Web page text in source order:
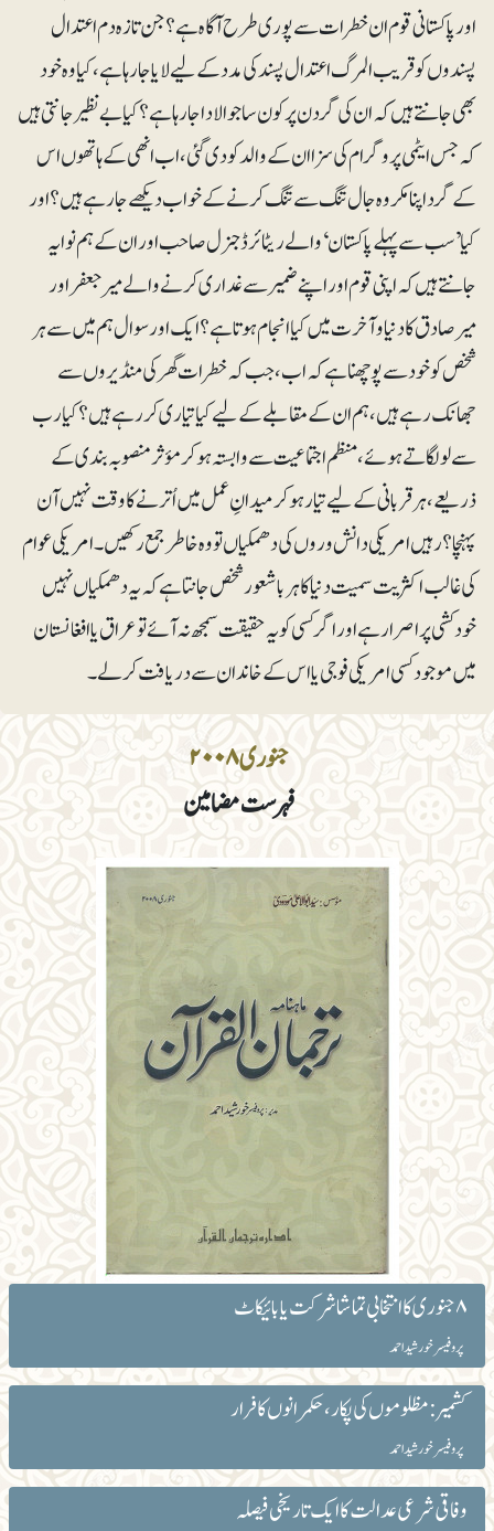
جنوری ۲۰۰۸
فہرست مضامین
۸ جنوری کا انتخابی تماشا شرکت یا بائیکاٹ
پروفیسر خورشید احمد
کشمیر: مظلوموں کی پکار، حکمرانوں کا فرار
پروفیسر خورشید احمد
وفاقی شرعی عدالت کا ایک تاریخی فیصلہ
اور پاکستانی قوم ان خطرات سے پوری طرح آگاہ ہے؟ جن تازہ دم اعتدال
پسندوں کو قریب المرگ اعتدال پسند کی مدد کے لیے لایا جا رہا ہے، کیا وہ خود
بھی جانتے ہیں کہ ان کی گردن پر کون سا جوا لادا جا رہا ہے؟ کیا بے نظیر جانتی ہیں
کہ جس ایٹمی پروگرام کی سزا ان کے والد کو دی گئی، اب انھی کے ہاتھوں اس
کے گرد اپنا مکروہ جال تنگ سے تنگ کرنے کے خواب دیکھے جا رہے ہیں؟ اور
کیا ’سب سے پہلے پاکستان‘ والے ریٹائرڈ جنرل صاحب اور ان کے ہم نوا یہ
جانتے ہیں کہ اپنی قوم اور اپنے ضمیر سے غداری کرنے والے میرجعفر اور
میرصادق کا دنیا و آخرت میں کیا انجام ہوتا ہے؟ ایک اور سوال ہم میں سے ہر
شخص کو خود سے پوچھنا ہے کہ اب، جب کہ خطرات گھر کی منڈیروں سے
جھانک رہے ہیں، ہم ان کے مقابلے کے لیے کیا تیاری کر رہے ہیں؟کیا رب
سے لو لگاتے ہوئے، منظم اجتماعیت سے وابستہ ہوکر مؤثر منصوبہ بندی کے
ذریعے، ہر قربانی کے لیے تیار ہوکر میدانِ عمل میں اُترنے کا وقت نہیں آن
پہنچا؟ رہیں امریکی دانش وروں کی دھمکیاں تو وہ خاطر جمع رکھیں۔ امریکی عوام
کی غالب اکثریت سمیت دنیا کا ہر باشعور شخص جانتا ہے کہ یہ دھمکیاں نہیں
خودکشی پر اصرار ہے اور اگر کسی کو یہ حقیقت سمجھ نہ آئے تو عراق یا افغانستان
میں موجود کسی امریکی فوجی یا اس کے خاندان سے دریافت کر لے۔